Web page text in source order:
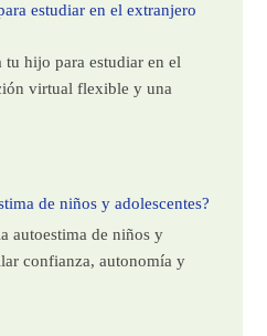
estudiar en el extranjero
tu hijo para estudiar en el
virtual flexible y una
de niños y adolescentes?
autoestima de niños y
confianza, autonomía y